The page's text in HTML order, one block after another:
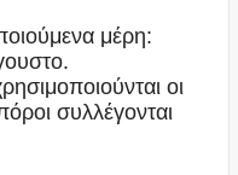
μέρη:
οι
συλλέγονται